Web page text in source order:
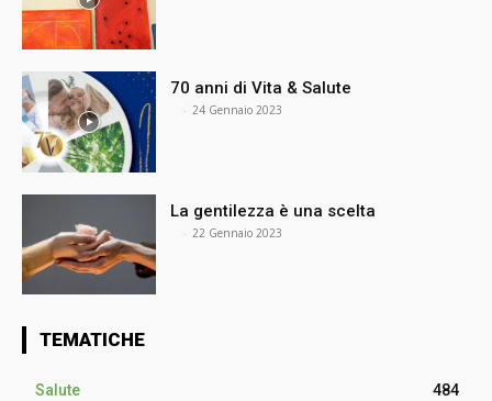
70 anni di Vita & Salute
- 24 Gennaio 2023
La gentilezza è una scelta
- 22 Gennaio 2023
TEMATICHE
Salute
484